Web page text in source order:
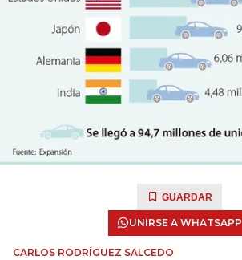
GUARDAR
UNIRSE A WHATSAPP
CARLOS RODRÍGUEZ SALCEDO